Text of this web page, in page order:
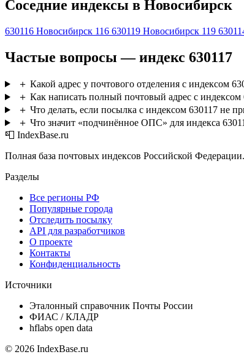
Соседние индексы в Новосибирск
630116 Новосибирск 116 630119 Новосибирск 119
Частые вопросы — индекс 630117
＋ Какой адрес у почтового отделения с индексом
＋ Как написать полный почтовый адрес с индексом
＋ Что делать, если посылка с индексом 630117 не
＋ Что значит «подчинённое ОПС» для индекса
📮 IndexBase.ru
Полная база почтовых индексов Российской
Разделы
Все регионы РФ
Популярные города
Отследить посылку
API для разработчиков
О проекте
Контакты
Конфиденциальность
Источники
Эталонный справочник Почты России
ФИАС / КЛАДР
hflabs open data
© 2026 IndexBase.ru